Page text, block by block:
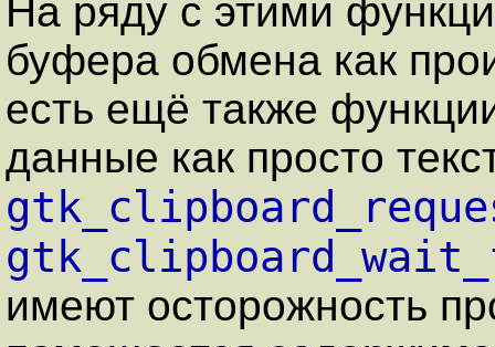
На ряду с этими
буфера обмена как
есть ещё также
данные как просто
имеют осторожность